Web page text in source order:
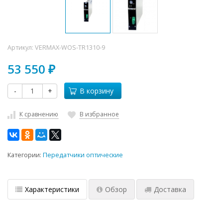
Артикул: VERMAX-WOS-TR1310-9
53 550 ₽
- + В корзину
К сравнению В избранное
Категории: Передатчики оптические
Характеристики Обзор Доставка